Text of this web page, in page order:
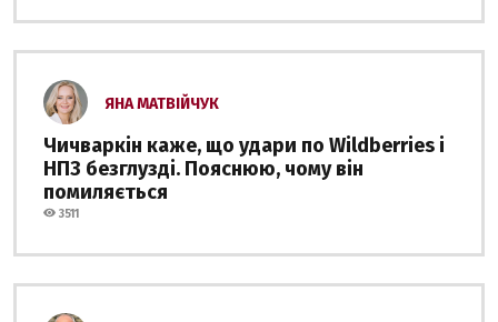
ЯНА МАТВІЙЧУК
Чичваркін каже, що удари по Wildberries і
НПЗ безглузді. Пояснюю, чому він
помиляється
3511